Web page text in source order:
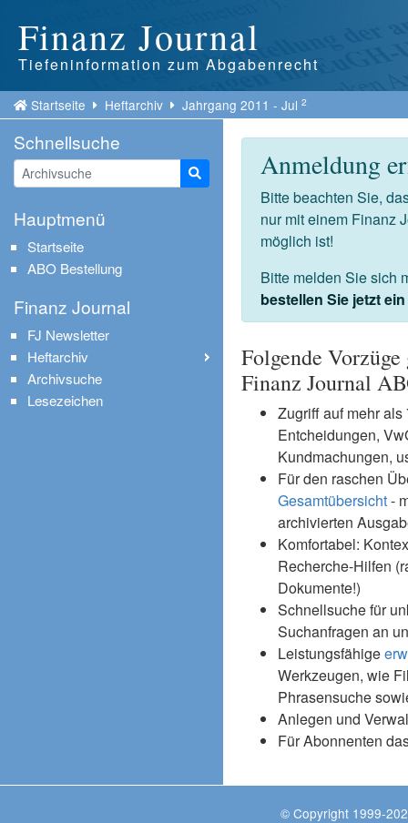
Finanz Journal
Tiefeninformation zum Abgabenrecht
Startseite Heftarchiv Jahrgang 2011 - Jul2
Anmeldung
Bitte beachten Sie,
nur mit einem Finanz
möglich ist!
Bitte melden Sie sich
bestellen Sie jetzt
Folgende
Finanz Journal
Zugriff auf mehr
Entcheidungen,
Kundmachungen,
Für den raschen
Gesamtübersicht-
archivierten
Komfortabel:
Recherche-Hilfen
Dokumente!)
Schnellsuche für
Suchanfragen an
Leistungsfähige
Werkzeugen, wie
Phrasensuche
Anlegen und
Für Abonnenten
Schnellsuche
Suche starten
Hauptmenü
Startseite
ABO Bestellung
Finanz Journal
FJ Newsletter
Heftarchiv
Archivsuche
Lesezeichen
© Copyright 1999-